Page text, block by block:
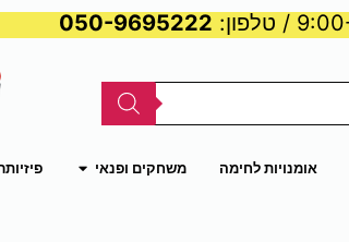
050-9695222
אומנויות לחימה משחקים ופנאי פתח